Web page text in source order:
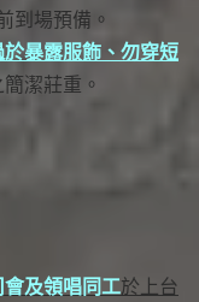
到場預備。
暴露服飾、勿穿短
潔莊重。
會及領唱同工於上台